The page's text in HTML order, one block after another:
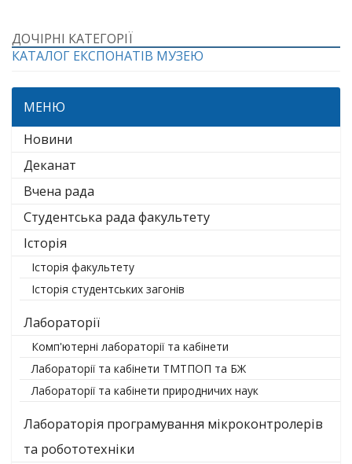
ДОЧІРНІ КАТЕГОРІЇ
КАТАЛОГ ЕКСПОНАТІВ МУЗЕЮ
МЕНЮ
Новини
Деканат
Вчена рада
Студентська рада факультету
Історія
Історія факультету
Історія студентських загонів
Лабораторії
Комп'ютерні лабораторії та кабінети
Лабораторії та кабінети ТМТПОП та БЖ
Лабораторії та кабінети природничих наук
Лабораторія програмування мікроконтролерів
та робототехніки